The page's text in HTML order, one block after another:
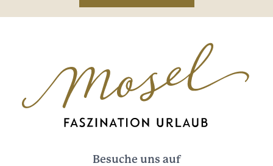
Besuche uns auf